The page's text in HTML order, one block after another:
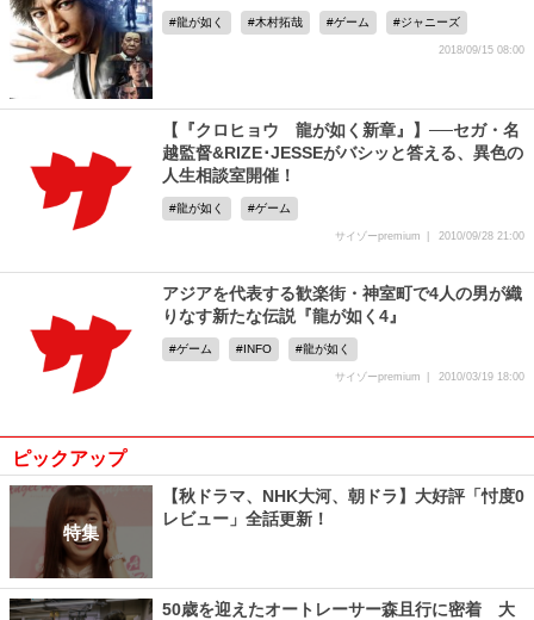
龍が如く 木村拓哉 ゲーム ジャニーズ
2018/09/15 08:00
【『クロヒョウ 龍が如く新章』】──セガ・名
越監督&RIZE･JESSEがバシッと答える、異色の
人生相談室開催！
龍が如く ゲーム
サイゾーpremium 2010/09/28 21:00
アジアを代表する歓楽街・神室町で4人の男が織
りなす新たな伝説『龍が如く4』
ゲーム INFO 龍が如く
サイゾーpremium 2010/03/19 18:00
ピックアップ
特集
【秋ドラマ、NHK大河、朝ドラ】大好評「忖度0
レビュー」全話更新！
50歳を迎えたオートレーサー森且行に密着 大